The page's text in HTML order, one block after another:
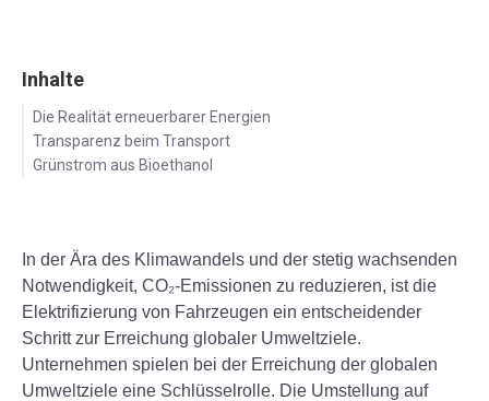
Inhalte
Die Realität erneuerbarer Energien
Transparenz beim Transport
Grünstrom aus Bioethanol
In der Ära des Klimawandels und der stetig wachsenden
Notwendigkeit, CO₂-Emissionen zu reduzieren, ist die
Elektrifizierung von Fahrzeugen ein entscheidender
Schritt zur Erreichung globaler Umweltziele.
Unternehmen spielen bei der Erreichung der globalen
Umweltziele eine Schlüsselrolle. Die Umstellung auf